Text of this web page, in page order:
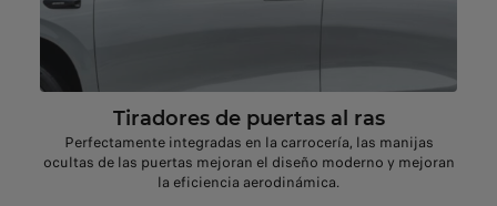
Tiradores de puertas al ras
Perfectamente integradas en la carrocería, las manijas
ocultas de las puertas mejoran el diseño moderno y mejoran
la eficiencia aerodinámica.